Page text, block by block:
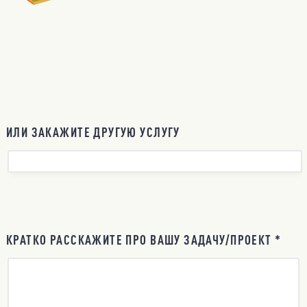
ИЛИ ЗАКАЖИТЕ ДРУГУЮ УСЛУГУ
КРАТКО РАССКАЖИТЕ ПРО ВАШУ ЗАДАЧУ/ПРОЕКТ *